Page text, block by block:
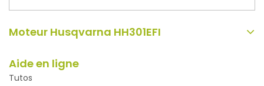
Moteur Husqvarna HH301EFI
Aide en ligne
Tutos